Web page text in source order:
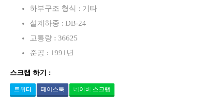
하부구조 형식 : 기타
설계하중 : DB-24
교통량 : 36625
준공 : 1991년
스크랩 하기 :
트위터 페이스북 네이버 스크랩